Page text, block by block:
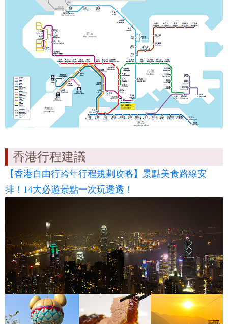
香港行程建議
【香港自由行跨年行程規劃攻略】景點美食路線安
排！14大必遊景點一次玩透透！